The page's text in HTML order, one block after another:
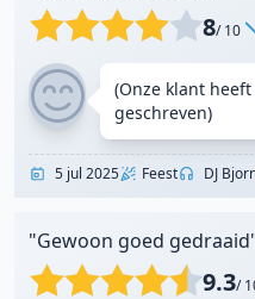
8/ 10
(Onze klant
geschreven)
5 jul 2025 Feest DJ
"Gewoon goed
9.3/